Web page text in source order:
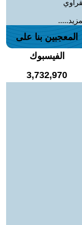
المعجبين بنا على
الفيسبوك
3,732,970